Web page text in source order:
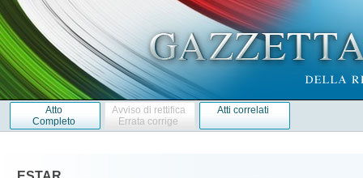
Atto
Completo
Avviso di rettifica
Errata corrige
Atti correlati